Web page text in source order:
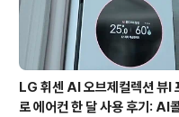
수상실적을 바탕으로 한국인터넷전
위원회가..
LG 휘센 AI 오브제컬렉션 뷰I
로 에어컨 한 달 사용 후기: AI